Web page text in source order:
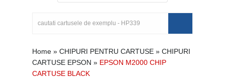
Home » CHIPURI PENTRU CARTUSE » CHIPURI
CARTUSE EPSON » EPSON M2000 CHIP
CARTUSE BLACK